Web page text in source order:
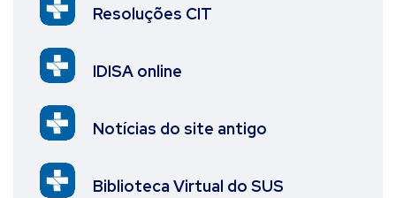
Resoluções CIT
IDISA online
Notícias do site antigo
Biblioteca Virtual do SUS